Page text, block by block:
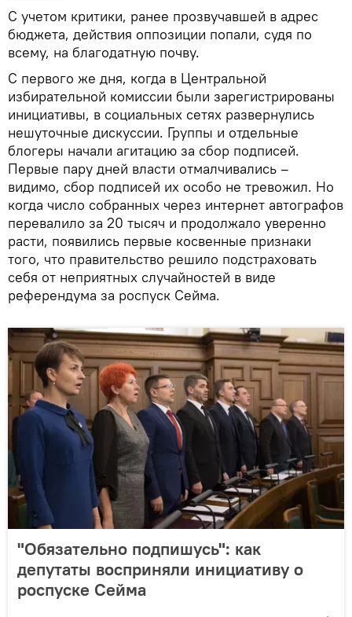
С учетом критики, ранее прозвучавшей в адрес
бюджета, действия оппозиции попали, судя по
всему, на благодатную почву.
С первого же дня, когда в Центральной
избирательной комиссии были зарегистрированы
инициативы, в социальных сетях развернулись
нешуточные дискуссии. Группы и отдельные
блогеры начали агитацию за сбор подписей.
Первые пару дней власти отмалчивались –
видимо, сбор подписей их особо не тревожил. Но
когда число собранных через интернет автографов
перевалило за 20 тысяч и продолжало уверенно
расти, появились первые косвенные признаки
того, что правительство решило подстраховать
себя от неприятных случайностей в виде
референдума за роспуск Сейма.
"Обязательно подпишусь": как
депутаты восприняли инициативу о
роспуске Сейма